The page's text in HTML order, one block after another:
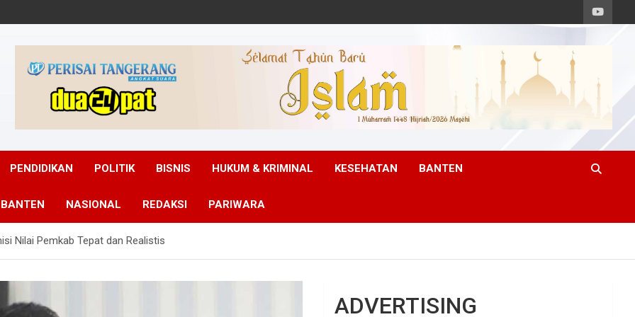
PENDIDIKAN POLITIK BISNIS HUKUM & KRIMINAL KESEHATAN BANTEN
NASIONAL REDAKSI PARIWARA
Nilai Pemkab Tepat dan Realistis
ADVERTISING